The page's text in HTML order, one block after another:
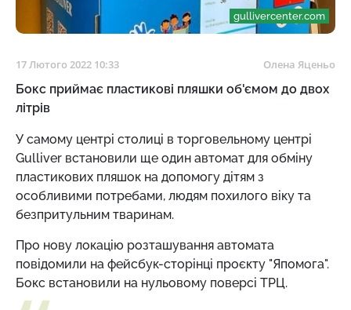
gullivercenter.com
17 Лютого 2022 10:33 Олена Яценьо
Бокс приймає пластикові пляшки об'ємом до двох
літрів
У самому центрі столиці в торговельному центрі
Gulliver встановили ще один автомат для обміну
пластикових пляшок на допомогу дітям з
особливими потребами, людям похилого віку та
безпритульним тваринам.
Про нову локацію розташування автомата
повідомили на фейсбук-сторінці проєкту "Япомога".
Бокс встановили на нульовому поверсі ТРЦ.